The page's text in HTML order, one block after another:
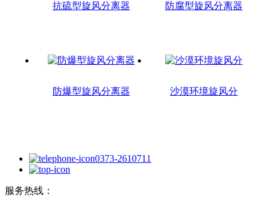
抗硫型旋风分离器 防腐型旋风分离器
防爆型旋风分离器 沙漠环境旋风分
0373-2610711
服务热线：